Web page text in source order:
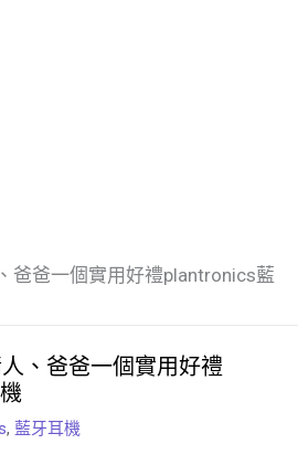
爸爸一個實用好禮plantronics藍
人、爸爸一個實用好禮
, 藍牙耳機